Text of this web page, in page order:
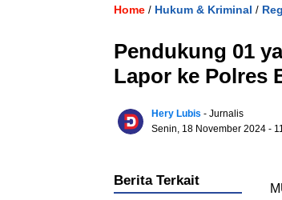
Home / Hukum & Kriminal /
Pendukung 01
Lapor ke Polres
Hery Lubis - Jurnalis
Senin, 18 November 2024 -
Berita Terkait